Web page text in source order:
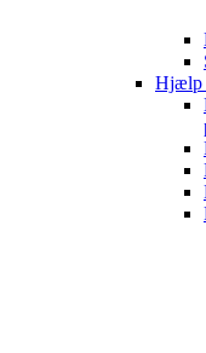
Hjælp